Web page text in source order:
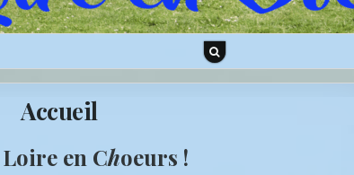
Accueil
en Choeurs !